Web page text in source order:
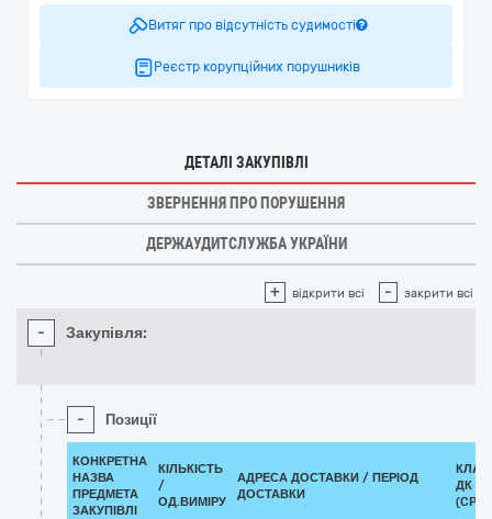
Витяг про відсутність судимості
Реєстр корупційних порушників
ДЕТАЛІ ЗАКУПІВЛІ
ЗВЕРНЕННЯ ПРО ПОРУШЕННЯ
ДЕРЖАУДИТСЛУЖБА УКРАЇНИ
+ відкрити всі - закрити всі
- Закупівля:
- Позиції
КОНКРЕТНА
НАЗВА
ПРЕДМЕТА
ЗАКУПІВЛІ
КІЛЬКІСТЬ
/
ОД.ВИМІРУ
АДРЕСА ДОСТАВКИ / ПЕРІОД
ДОСТАВКИ
ДК
(CPV)